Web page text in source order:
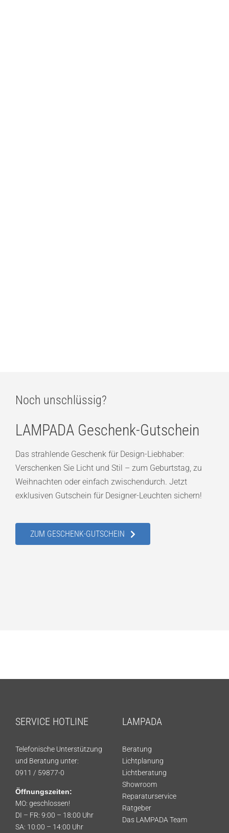
Noch unschlüssig?
LAMPADA Geschenk-Gutschein
Das strahlende Geschenk für Design-Liebhaber:
Verschenken Sie Licht und Stil – zum Geburtstag, zu
Weihnachten oder einfach zwischendurch. Jetzt
exklusiven Gutschein für Designer-Leuchten sichern!
ZUM GESCHENK-GUTSCHEIN
SERVICE HOTLINE
Telefonische Unterstützung
und Beratung unter:
0911 / 59877-0
Öffnungszeiten:
MO: geschlossen!
DI – FR: 9:00 – 18:00 Uhr
SA: 10:00 – 14:00 Uhr
LAMPADA
Beratung
Lichtplanung
Lichtberatung
Showroom
Reparaturservice
Ratgeber
Das LAMPADA Team